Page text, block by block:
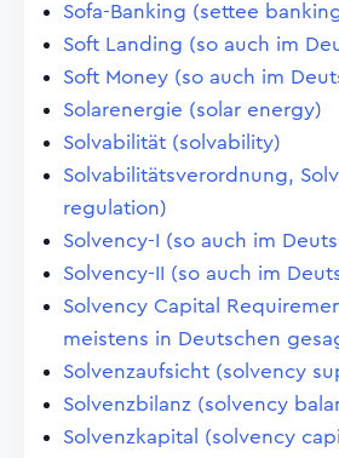
Sofa-Banking (settee
Soft Landing (so auch im
Soft Money (so auch im
Solarenergie (solar energy)
Solvabilität (solvability)
Solvabilitätsverordnung,
regulation)
Solvency-I (so auch im
Solvency-II (so auch im
Solvency Capital
meistens in Deutschen
Solvenzaufsicht (solvency
Solvenzbilanz (solvency
Solvenzkapital (solvency